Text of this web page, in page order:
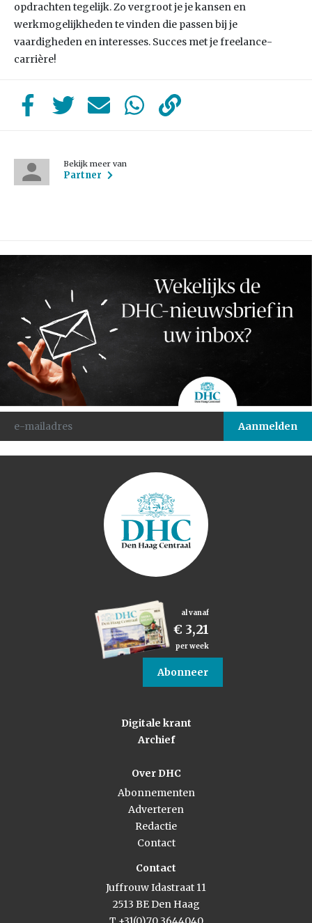
opdrachten tegelijk. Zo vergroot je je kansen en
werkmogelijkheden te vinden die passen bij je
vaardigheden en interesses. Succes met je freelance-
carrière!
Bekijk meer van
Partner
al vanaf
€ 3,21
per week
Abonneer
Digitale krant
Archief
Over DHC
Abonnementen
Adverteren
Redactie
Contact
Contact
Juffrouw Idastraat 11
2513 BE Den Haag